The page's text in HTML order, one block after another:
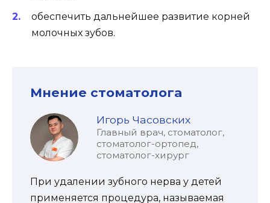
обеспечить дальнейшее развитие корней
молочных зубов.
Мнение стоматолога
Игорь Часовских
Главный врач, стоматолог,
стоматолог-ортопед,
стоматолог-хирург
При удалении зубного нерва у детей
применяется процедура, называемая